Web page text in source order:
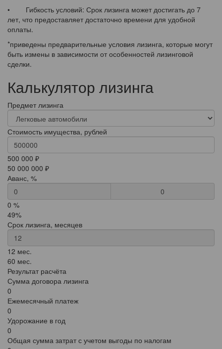
• Гибкость условий: Срок лизинга может достигать до 7
лет, что предоставляет достаточно времени для удобной
оплаты.
*приведены предварительные условия лизинга, которые могут
быть измены в зависимости от особенностей лизинговой
сделки.
Калькулятор лизинга
Предмет лизинга
Стоимость имущества, рублей
500 000 ₽
50 000 000 ₽
Аванс, %
0
0 %
49%
Срок лизинга, месяцев
12 мес.
60 мес.
Результат расчёта
Сумма договора лизинга
0
Ежемесячный платеж
0
Удорожание в год
0
Общая сумма затрат с учетом выгоды по налогам